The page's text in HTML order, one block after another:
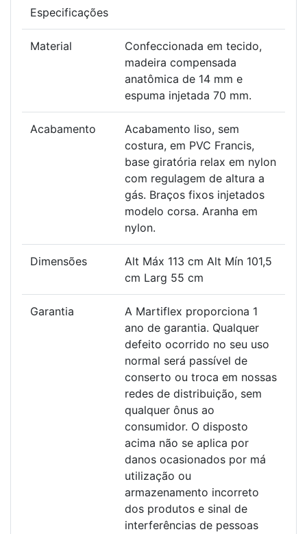
Especificações
Material
Confeccionada em tecido,
madeira compensada
anatômica de 14 mm e
espuma injetada 70 mm.
Acabamento
Acabamento liso, sem
costura, em PVC Francis,
base giratória relax em nylon
com regulagem de altura a
gás. Braços fixos injetados
modelo corsa. Aranha em
nylon.
Dimensões
Alt Máx 113 cm Alt Mín 101,5
cm Larg 55 cm
Garantia
A Martiflex proporciona 1
ano de garantia. Qualquer
defeito ocorrido no seu uso
normal será passível de
conserto ou troca em nossas
redes de distribuição, sem
qualquer ônus ao
consumidor. O disposto
acima não se aplica por
danos ocasionados por má
utilização ou
armazenamento incorreto
dos produtos e sinal de
interferências de pessoas